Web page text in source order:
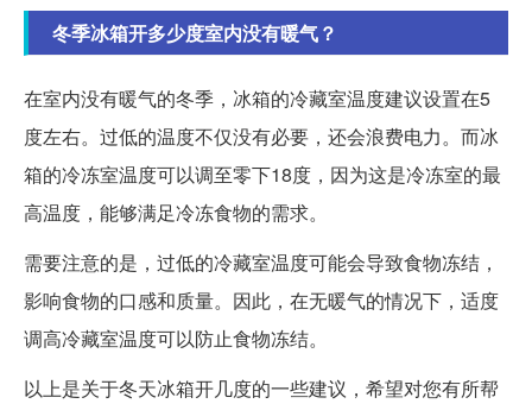
冬季冰箱开多少度室内没有暖气？
在室内没有暖气的冬季，冰箱的冷藏室温度建议设置在5
度左右。过低的温度不仅没有必要，还会浪费电力。而冰
箱的冷冻室温度可以调至零下18度，因为这是冷冻室的最
高温度，能够满足冷冻食物的需求。
需要注意的是，过低的冷藏室温度可能会导致食物冻结，
影响食物的口感和质量。因此，在无暖气的情况下，适度
调高冷藏室温度可以防止食物冻结。
以上是关于冬天冰箱开几度的一些建议，希望对您有所帮